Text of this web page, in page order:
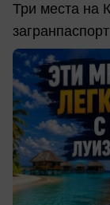
Три места на